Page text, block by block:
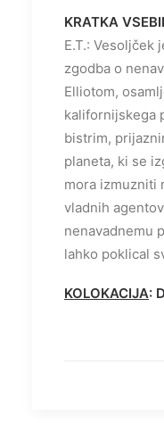
KRATKA
E.T.: Vesoljček
zgodba o
Elliotom,
kalifornijskega
bistrim,
planeta, ki se
mora izmuzniti
vladnih
nenavadnemu
lahko poklical
KOLOKACIJA: